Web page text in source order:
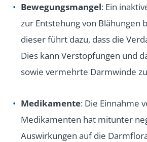
Bewegungsmangel: Ein
zur Entstehung von Blähungen
dieser führt dazu, dass die
Dies kann Verstopfungen und
sowie vermehrte Darmwinde
Medikamente: Die Einnahme
Medikamenten hat mitunter
Auswirkungen auf die